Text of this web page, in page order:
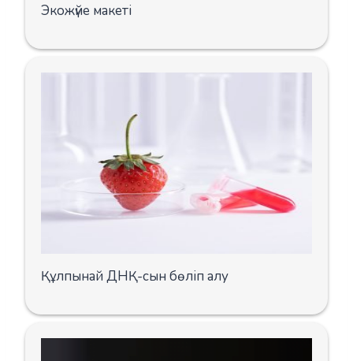
Экожүйе макеті
Құлпынай ДНҚ-сын бөліп алу